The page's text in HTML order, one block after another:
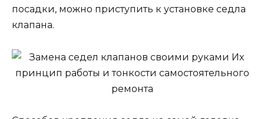
посадки, можно приступить к установке седла
клапана.